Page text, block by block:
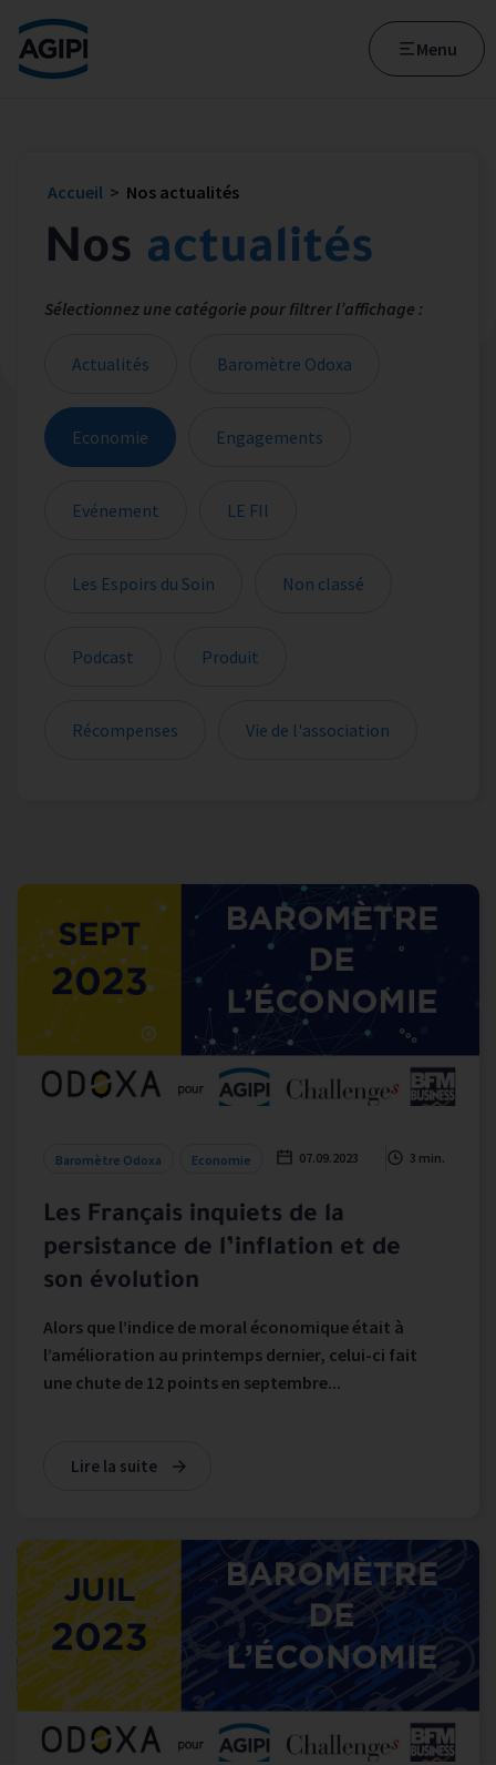
Accès au menu
Accès au contenu principal
Menu
Accueil > Nos actualités
Nos actualités
Sélectionnez une catégorie pour filtrer l’affichage :
Actualités Baromètre Odoxa
Economie Engagements
Evénement LE FIl
Les Espoirs du Soin Non classé
Podcast Produit
Récompenses Vie de l'association
Baromètre Odoxa Economie 07.09.2023 3 min.
Les Français inquiets de la
persistance de l’inflation et de
son évolution
Alors que l’indice de moral économique était à
l’amélioration au printemps dernier, celui-ci fait
une chute de 12 points en septembre...
Lire la suite